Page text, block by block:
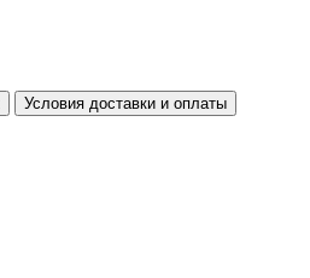
Условия доставки и оплаты